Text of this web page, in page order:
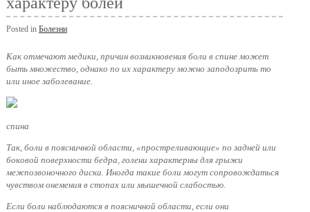
Posted in Болезни
Как отмечают медики, причин возникновения боли в спине может
быть множество, однако по их характеру можно заподозрить то
или иное заболевание.
спина
Так, боли в поясничной области, «простреливающие» по задней или
боковой поверхности бедра, голени характерны для грыжи
межпозвоночного диска. Иногда такие боли могут сопровождаться
чувством онемения в стопах или мышечной слабостью.
Если боли наблюдаются в поясничной области, если они